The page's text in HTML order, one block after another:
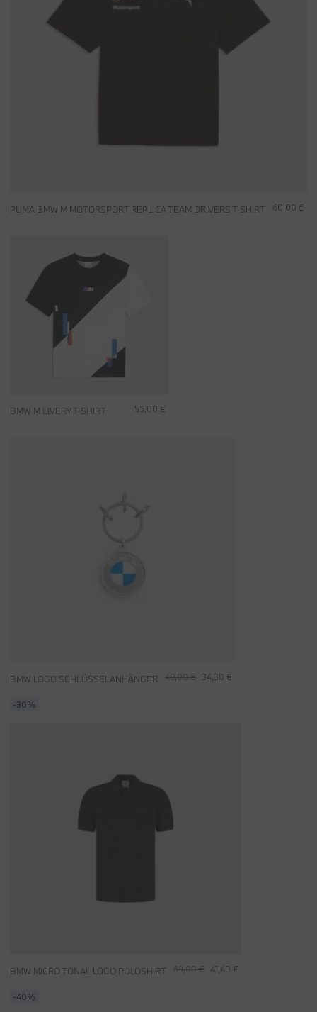
60,00 €
PUMA BMW M MOTORSPORT REPLICA TEAM DRIVERS T-SHIRT
55,00 €
BMW M LIVERY T-SHIRT
49,00 € 34,30 €
BMW LOGO SCHLÜSSELANHÄNGER
-30%
69,00 € 41,40 €
BMW MICRO TONAL LOGO POLOSHIRT
-40%